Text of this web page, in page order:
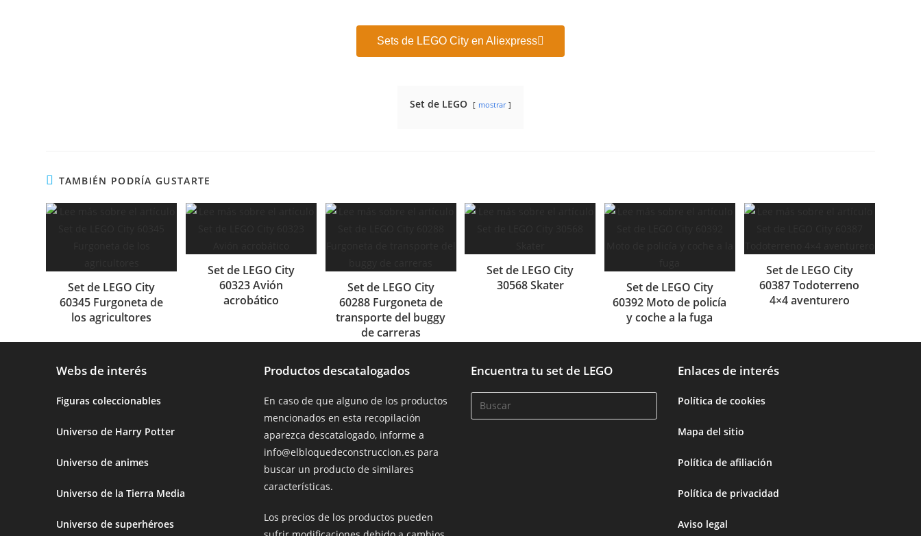
Sets de LEGO City en Aliexpress
Set de LEGO mostrar
TAMBIÉN PODRÍA GUSTARTE
Set de LEGO City
60345 Furgoneta de
los agricultores
Set de LEGO City
60323 Avión
acrobático
Set de LEGO City
60288 Furgoneta de
transporte del buggy
de carreras
Set de LEGO City
30568 Skater
Set de LEGO City
60392 Moto de policía
y coche a la fuga
Set de LEGO City
60387 Todoterreno
4×4 aventurero
Webs de interés
Figuras coleccionables
Universo de Harry Potter
Universo de animes
Universo de la Tierra Media
Universo de superhéroes
Productos descatalogados
En caso de que alguno de los productos
mencionados en esta recopilación
aparezca descatalogado, informe a
info@elbloquedeconstruccion.es para
buscar un producto de similares
características.
Los precios de los productos pueden
Encuentra tu set de LEGO Enlaces de interés
Política de cookies
Mapa del sitio
Política de afiliación
Política de privacidad
Aviso legal